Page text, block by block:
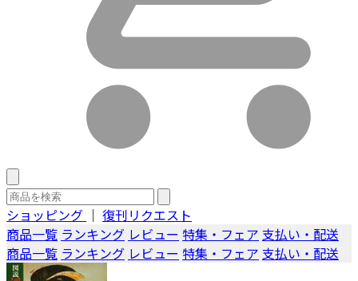
ショッピング ｜ 復刊リクエスト
商品一覧 ランキング レビュー 特集・フェア 支払い・配送
商品一覧 ランキング レビュー 特集・フェア 支払い・配送